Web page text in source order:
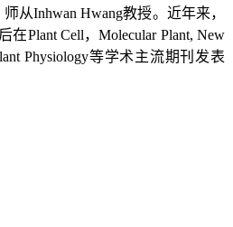
师从Inhwan Hwang教授。近年来，
Plant Cell，Molecular Plant, New
Physiology等学术主流期刊发表